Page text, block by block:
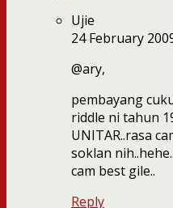
Ujie
24 February
@ary,
pembayang
riddle ni tahun
UNITAR..rasa
soklan
cam best gile..
Reply